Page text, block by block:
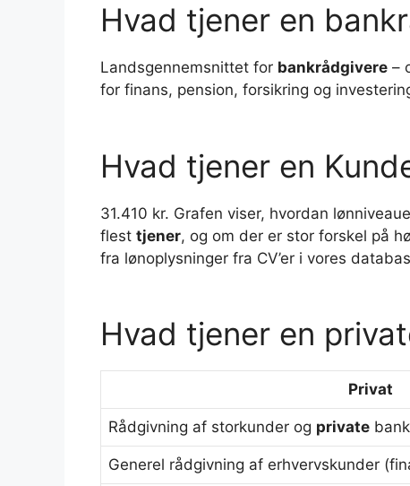
Hvad tjener en
Landsgennemsnittet for bankrådgivere –
for finans, pension, forsikring og
Hvad tjener en
31.410 kr. Grafen viser, hvordan
flest tjener, og om der er stor forskel på
fra lønoplysninger fra CV’er i vores
Hvad tjener en
Privat
Rådgivning af storkunder og private
Generel rådgivning af erhvervskunder